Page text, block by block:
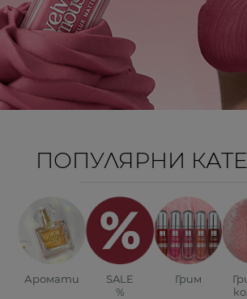
ПОПУЛЯРНИ
Аромати
SALE
%
Грим